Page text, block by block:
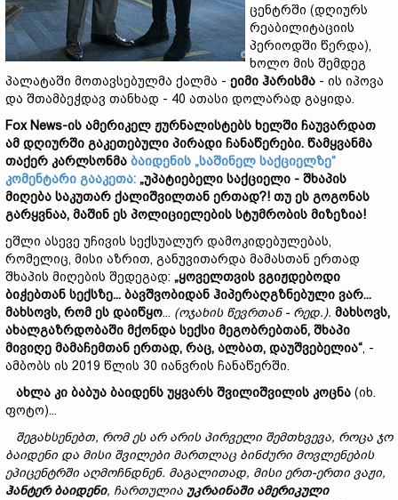
ცენტრში (დღიურს
რეაბილიტაციის
პერიოდში წერდა),
ხოლო მის შემდეგ
პალატაში მოთავსებულმა ქალმა - ეიმი ჰარისმა - ის იპოვა
და შთამბეჭდავ თანხად - 40 ათასი დოლარად გაყიდა.
Fox News-ის ამერიკელ ჟურნალისტებს ხელში ჩაუვარდათ
ამ დღიურში გაკეთებული პირადი ჩანაწერები. წამყვანმა
თაქერ კარლსონმა ბაიდენის „საშინელ საქციელზე“
კომენტარი გააკეთა: „უპატიებელი საქციელი - შხაპის
მიღება საკუთარ ქალიშვილთან ერთად?! თუ ეს გოგონას
გარყვნაა, მაშინ ეს პოლიციელების სტუმრობის მიზეზია!
ეშლი ასევე უჩივის სექსუალურ დამოკიდებულებას,
რომელიც, მისი აზრით, განუვითარდა მამასთან ერთად
შხაპის მიღების შედეგად: „ყოველთვის ვგიჟდებოდი
ბიჭებთან სექსზე... ბავშვობიდან ჰიპერაღგზნებული ვარ...
მახსოვს, რომ ეს დაიწყო... (ოჯახის წევრთან - რედ.). მახსოვს,
ახალგაზრდობაში მქონდა სექსი მეგობრებთან, შხაპი
მივიღე მამაჩემთან ერთად, რაც, ალბათ, დაუშვებელია“, -
ამბობს ის 2019 წლის 30 იანვრის ჩანაწერში.
ახლა კი ბაბუა ბაიდენს უყვარს შვილიშვილის კოცნა (იხ.
ფოტო)...
შეგახსენებთ, რომ ეს არ არის პირველი შემთხვევა, როცა ჯო
ბაიდენი და მისი შვილები მართლაც ბინძური მოვლენების
ეპიცენტრში აღმოჩნდნენ. მაგალითად, მისი ერთ-ერთი ვაჟი,
ჰანტერ ბაიდენი, ჩართულია უკრაინაში ამერიკული